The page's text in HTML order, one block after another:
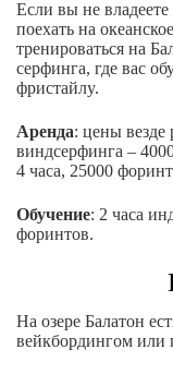
Если вы не
поехать на
тренироваться на
серфинга, где вас
фристайлy.
Аренда: цены везде
виндсерфинга –
4 часа, 25000
Обучение: 2 часа
форинтов.
На озере Балатон
вейкбордингом или